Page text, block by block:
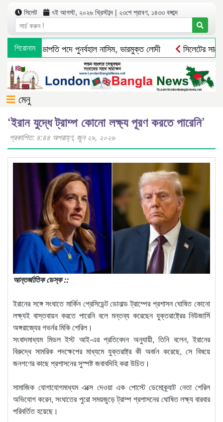
সিলেট ৭ই আগস্ট, ২০২৬ খ্রিস্টাব্দ | ২৩শে শ্রাবণ, ১৪৩৩ বঙ্গাব্দ
শিরোনাম
বিএনপির সভাপতি পদে পুনর্বহাল নাসিম, ভারমুক্ত লোদী সিলেটের সাবেক
মেনু
‘ইরান যুদ্ধে ট্রাম্প কোনো লক্ষ্য পূরণ করতে পারেনি’
প্রকাশিত: ৪:৪৪ অপরাহ্ণ, জুন ২৯, ২০২৬
আন্তর্জাতিক ডেস্ক ::
ইরানের সঙ্গে সংঘাতে মার্কিন প্রেসিডেন্ট ডোনাল্ড ট্রাম্পের প্রশাসন ঘোষিত কোনো
লক্ষ্যই বাস্তবায়ন করতে পারেনি বলে মন্তব্য করেছেন যুক্তরাষ্ট্রের নিউজার্সি
অঙ্গরাজ্যের গভর্নর মিকি শেরিল।
সংবাদমাধ্যম মিডল ইস্ট আই-এর প্রতিবেদন অনুযায়ী, তিনি বলেন, ইরানের
বিরুদ্ধে সামরিক পদক্ষেপের মাধ্যমে যুক্তরাষ্ট্র কী অর্জন করেছে, সে বিষয়ে
জনগণের কাছে প্রশাসনের সুস্পষ্ট জবাবদিহি করা উচিত।
সামাজিক যোগাযোগমাধ্যম এক্সে দেওয়া এক পোস্টে ডেমোক্র্যাট নেতা শেরিল
অভিযোগ করেন, সংঘাতের পুরো সময়জুড়ে ট্রাম্প প্রশাসনের ঘোষিত লক্ষ্য বারবার
পরিবর্তিত হয়েছে।